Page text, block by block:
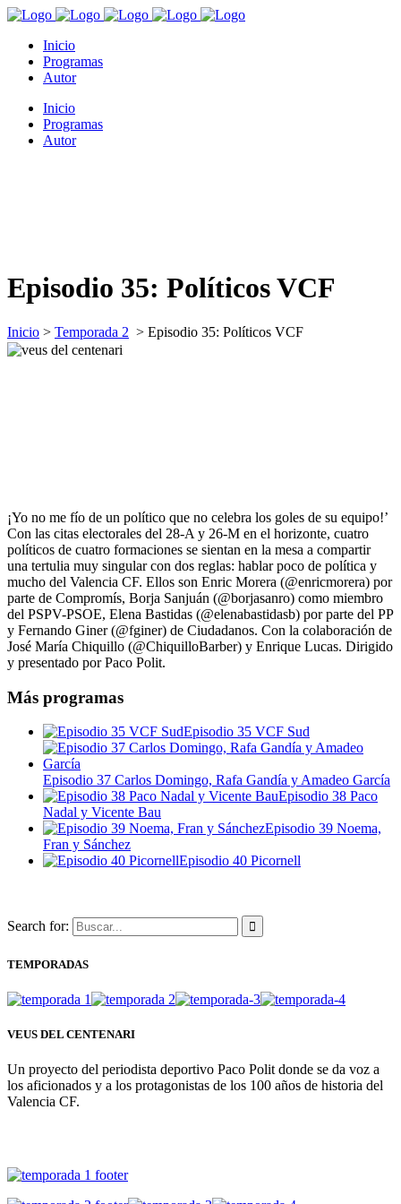
Inicio
Programas
Autor
Inicio
Programas
Autor
Episodio 35: Políticos VCF
Inicio > Temporada 2 > Episodio 35: Políticos VCF
¡Yo no me fío de un político que no celebra los goles de su equipo!’
Con las citas electorales del 28-A y 26-M en el horizonte, cuatro
políticos de cuatro formaciones se sientan en la mesa a compartir
una tertulia muy singular con dos reglas: hablar poco de política y
mucho del Valencia CF. Ellos son Enric Morera (@enricmorera) por
parte de Compromís, Borja Sanjuán (@borjasanro) como miembro
del PSPV-PSOE, Elena Bastidas (@elenabastidasb) por parte del PP
y Fernando Giner (@fginer) de Ciudadanos. Con la colaboración de
José María Chiquillo (@ChiquilloBarber) y Enrique Lucas. Dirigido
y presentado por Paco Polit.
Más programas
Episodio 35 VCF Sud
Episodio 37 Carlos Domingo, Rafa Gandía y Amadeo García
Episodio 38 Paco
Nadal y Vicente Bau
Episodio 39 Noema,
Fran y Sánchez
Episodio 40 Picornell
Search for:
TEMPORADAS
VEUS DEL CENTENARI
Un proyecto del periodista deportivo Paco Polit donde se da voz a
los aficionados y a los protagonistas de los 100 años de historia del
Valencia CF.